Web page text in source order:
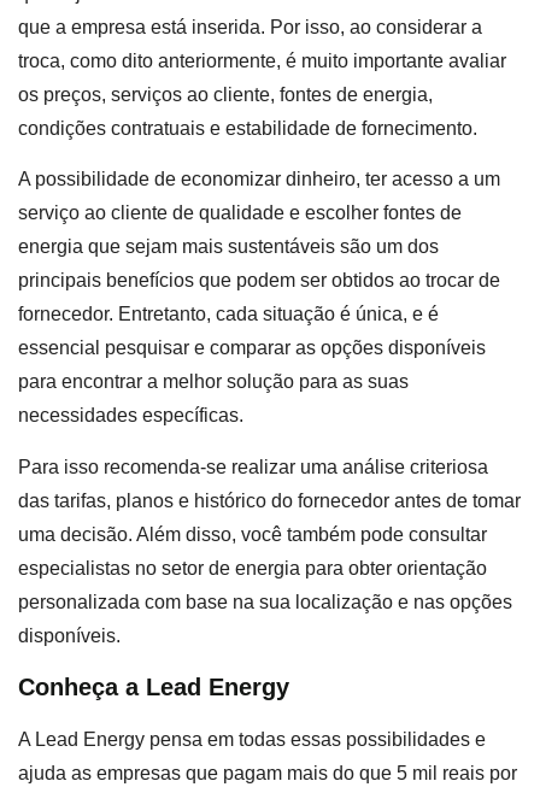
que a empresa está inserida. Por isso, ao considerar a
troca, como dito anteriormente, é muito importante avaliar
os preços, serviços ao cliente, fontes de energia,
condições contratuais e estabilidade de fornecimento.
A possibilidade de economizar dinheiro, ter acesso a um
serviço ao cliente de qualidade e escolher fontes de
energia que sejam mais sustentáveis são um dos
principais benefícios que podem ser obtidos ao trocar de
fornecedor. Entretanto, cada situação é única, e é
essencial pesquisar e comparar as opções disponíveis
para encontrar a melhor solução para as suas
necessidades específicas.
Para isso recomenda-se realizar uma análise criteriosa
das tarifas, planos e histórico do fornecedor antes de tomar
uma decisão. Além disso, você também pode consultar
especialistas no setor de energia para obter orientação
personalizada com base na sua localização e nas opções
disponíveis.
Conheça a Lead Energy
A Lead Energy pensa em todas essas possibilidades e
ajuda as empresas que pagam mais do que 5 mil reais por